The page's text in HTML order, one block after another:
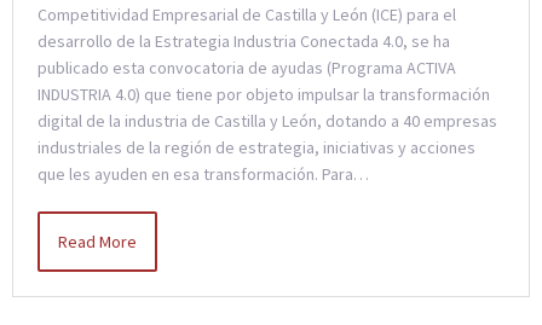
Competitividad Empresarial de Castilla y León (ICE) para el
desarrollo de la Estrategia Industria Conectada 4.0, se ha
publicado esta convocatoria de ayudas (Programa ACTIVA
INDUSTRIA 4.0) que tiene por objeto impulsar la transformación
digital de la industria de Castilla y León, dotando a 40 empresas
industriales de la región de estrategia, iniciativas y acciones
que les ayuden en esa transformación. Para…
Read More